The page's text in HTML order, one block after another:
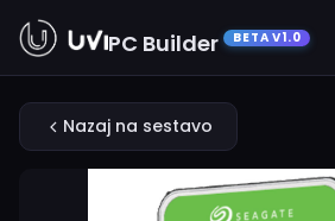
PC Builder BETA V1.0
Nazaj na sestavo